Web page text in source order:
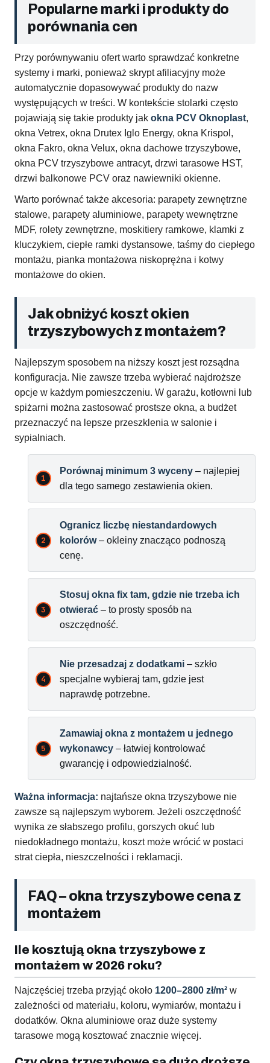
Popularne marki i produkty do
porównania cen
Przy porównywaniu ofert warto sprawdzać konkretne
systemy i marki, ponieważ skrypt afiliacyjny może
automatycznie dopasowywać produkty do nazw
występujących w treści. W kontekście stolarki często
pojawiają się takie produkty jak okna PCV Oknoplast,
okna Vetrex, okna Drutex Iglo Energy, okna Krispol,
okna Fakro, okna Velux, okna dachowe trzyszybowe,
okna PCV trzyszybowe antracyt, drzwi tarasowe HST,
drzwi balkonowe PCV oraz nawiewniki okienne.
Warto porównać także akcesoria: parapety zewnętrzne
stalowe, parapety aluminiowe, parapety wewnętrzne
MDF, rolety zewnętrzne, moskitiery ramkowe, klamki z
kluczykiem, ciepłe ramki dystansowe, taśmy do ciepłego
montażu, pianka montażowa niskoprężna i kotwy
montażowe do okien.
Jak obniżyć koszt okien
trzyszybowych z montażem?
Najlepszym sposobem na niższy koszt jest rozsądna
konfiguracja. Nie zawsze trzeba wybierać najdroższe
opcje w każdym pomieszczeniu. W garażu, kotłowni lub
spiżarni można zastosować prostsze okna, a budżet
przeznaczyć na lepsze przeszklenia w salonie i
sypialniach.
Porównaj minimum 3 wyceny – najlepiej
dla tego samego zestawienia okien.
Ogranicz liczbę niestandardowych
kolorów– okleiny znacząco podnoszą
cenę.
Stosuj okna fix tam, gdzie nie trzeba ich
otwierać – to prosty sposób na
oszczędność.
Nie przesadzaj z dodatkami – szkło
specjalne wybieraj tam, gdzie jest
naprawdę potrzebne.
Zamawiaj okna z montażem u jednego
wykonawcy – łatwiej kontrolować
gwarancję i odpowiedzialność.
Ważna informacja: najtańsze okna trzyszybowe nie
zawsze są najlepszym wyborem. Jeżeli oszczędność
wynika ze słabszego profilu, gorszych okuć lub
niedokładnego montażu, koszt może wrócić w postaci
strat ciepła, nieszczelności i reklamacji.
FAQ – okna trzyszybowe cena z
montażem
Ile kosztują okna trzyszybowe z
montażem w 2026 roku?
Najczęściej trzeba przyjąć około 1200–2800 zł/m² w
zależności od materiału, koloru, wymiarów, montażu i
dodatków. Okna aluminiowe oraz duże systemy
tarasowe mogą kosztować znacznie więcej.